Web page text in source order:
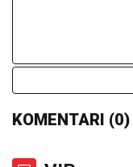
KOMENTARI (0)